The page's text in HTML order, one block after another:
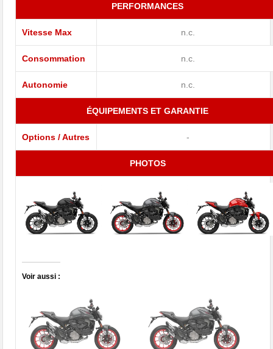
PERFORMANCES
Vitesse Max n.c.
Consommation n.c.
Autonomie n.c.
ÉQUIPEMENTS ET GARANTIE
Options / Autres -
PHOTOS
Voir aussi :